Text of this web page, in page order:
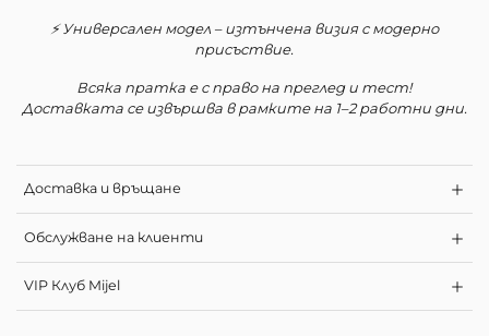
⚡ Универсален модел – изтънчена визия с модерно
присъствие.
Всяка пратка е с право на преглед и тест!
Доставката се извършва в рамките на 1–2 работни дни.
Доставка и връщане
Обслужване на клиенти
VIP Клуб Mijel